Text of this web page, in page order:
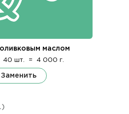
маслом
40 шт. = 4 000 г.
Заменить